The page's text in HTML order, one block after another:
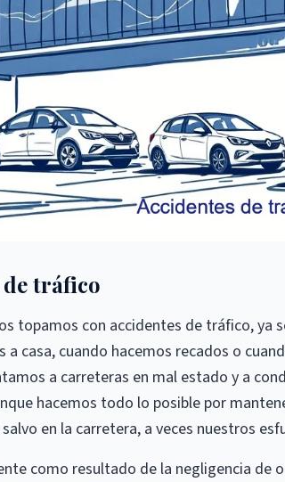
tráfico
topamos con accidentes de tráfico, ya
a casa, cuando hacemos recados o
a carreteras en mal estado y a
hacemos todo lo posible por
en la carretera, a veces nuestros
como resultado de la negligencia de